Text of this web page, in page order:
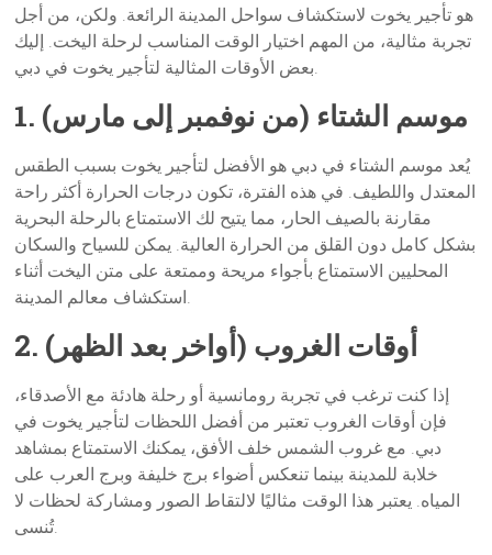
هو تأجير يخوت لاستكشاف سواحل المدينة الرائعة. ولكن، من أجل
تجربة مثالية، من المهم اختيار الوقت المناسب لرحلة اليخت. إليك
بعض الأوقات المثالية لتأجير يخوت في دبي.
1. موسم الشتاء (من نوفمبر إلى مارس)
يُعد موسم الشتاء في دبي هو الأفضل لتأجير يخوت بسبب الطقس
المعتدل واللطيف. في هذه الفترة، تكون درجات الحرارة أكثر راحة
مقارنة بالصيف الحار، مما يتيح لك الاستمتاع بالرحلة البحرية
بشكل كامل دون القلق من الحرارة العالية. يمكن للسياح والسكان
المحليين الاستمتاع بأجواء مريحة وممتعة على متن اليخت أثناء
استكشاف معالم المدينة.
2. أوقات الغروب (أواخر بعد الظهر)
إذا كنت ترغب في تجربة رومانسية أو رحلة هادئة مع الأصدقاء،
فإن أوقات الغروب تعتبر من أفضل اللحظات لتأجير يخوت في
دبي. مع غروب الشمس خلف الأفق، يمكنك الاستمتاع بمشاهد
خلابة للمدينة بينما تنعكس أضواء برج خليفة وبرج العرب على
المياه. يعتبر هذا الوقت مثاليًا لالتقاط الصور ومشاركة لحظات لا
تُنسى.